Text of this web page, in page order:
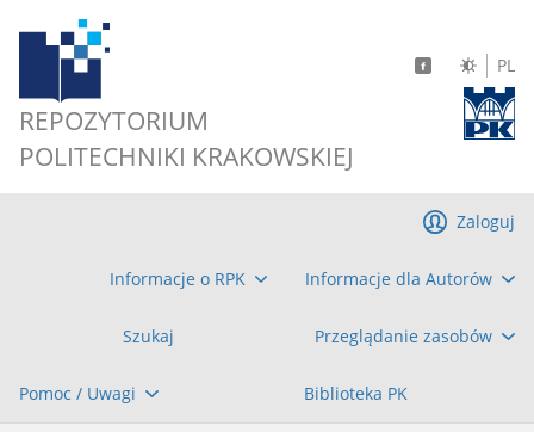
REPOZYTORIUM
POLITECHNIKI KRAKOWSKIEJ
PL
Informacje o RPK Informacje dla Autorów
Szukaj Przeglądanie zasobów
Pomoc / Uwagi Biblioteka PK
Zaloguj